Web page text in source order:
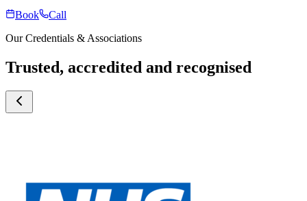
Book
Call
Our Credentials & Associations
Trusted, accredited and recognised